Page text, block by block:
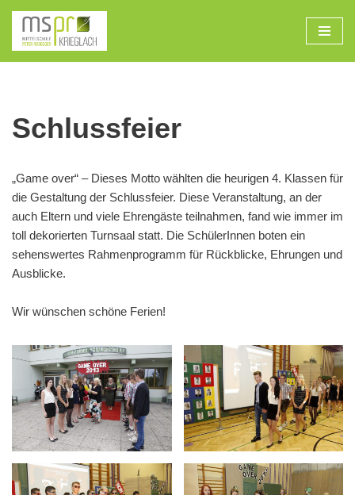
Zum
Inhalt
Schlussfeier
„Game over“ – Dieses Motto wählten die heurigen 4. Klassen für
die Gestaltung der Schlussfeier. Diese Veranstaltung, an der
auch Eltern und viele Ehrengäste teilnahmen, fand wie immer im
toll dekorierten Turnsaal statt. Die SchülerInnen boten ein
sehenswertes Rahmenprogramm für Rückblicke, Ehrungen und
Ausblicke.
Wir wünschen schöne Ferien!